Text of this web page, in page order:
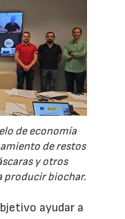
de economía
de restos
y otros
producir biochar.
ayudar a